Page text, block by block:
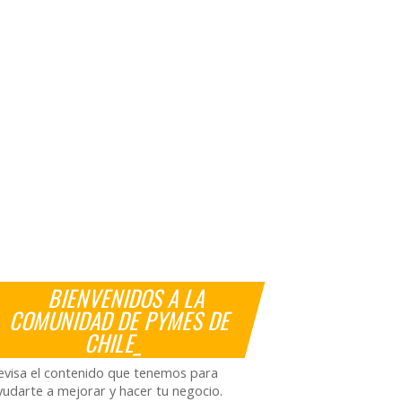
BIENVENIDOS A LA
COMUNIDAD DE PYMES DE
CHILE_
el contenido que tenemos para
a mejorar y hacer tu negocio.